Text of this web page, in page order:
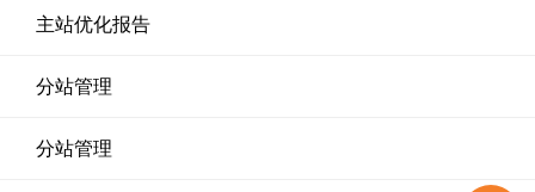
主站优化报告
分站管理
分站管理